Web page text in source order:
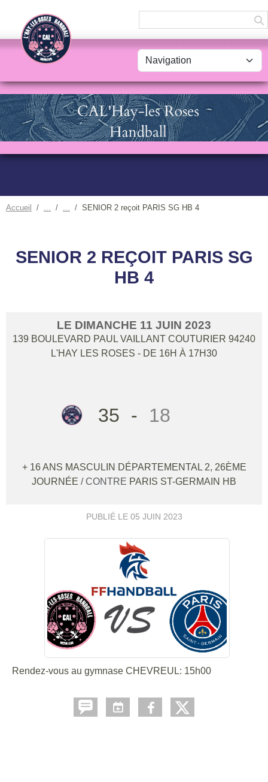
Accueil SENIOR 2 reçoit PARIS SG HB 4
SENIOR 2 REÇOIT PARIS SG
HB 4
LE DIMANCHE 11 JUIN 2023
139 BOULEVARD PAUL VAILLANT COUTURIER 94240
L'HAY LES ROSES - DE 16H À 17H30
35 - 18
+ 16 ANS MASCULIN DÉPARTEMENTAL 2, 26ÈME
JOURNÉE / CONTRE PARIS ST-GERMAIN HB
PUBLIÉ LE 05 JUIN 2023
Rendez-vous au gymnase CHEVREUL: 15h00